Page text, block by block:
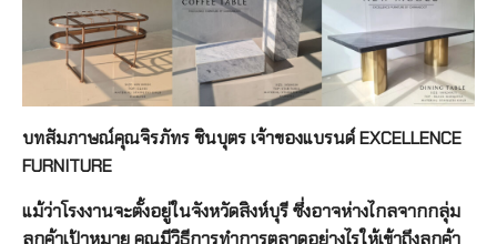
บทสัมภาษณ์คุณจิรภัทร ชินบุตร เจ้าของแบรนด์ EXCELLENCE
FURNITURE
แม้ว่าโรงงานจะตั้งอยู่ในจังหวัดสิงห์บุรี ซึ่งอาจห่างไกลจากกลุ่ม
ลูกค้าเป้าหมาย คุณมีวิธีการทำการตลาดอย่างไรให้เข้าถึงลูกค้า